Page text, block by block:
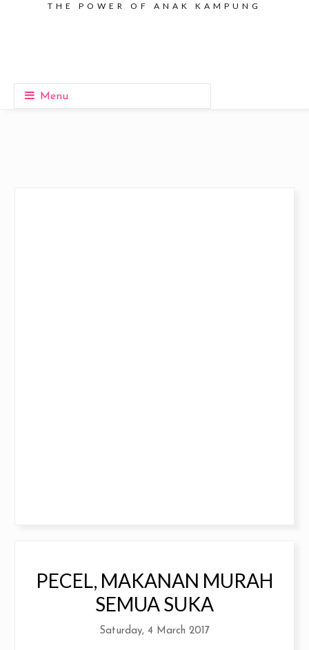
THE POWER OF ANAK KAMPUNG
Menu
PECEL, MAKANAN MURAH
SEMUA SUKA
Saturday, 4 March 2017